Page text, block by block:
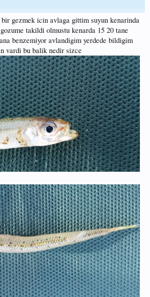
gezmek icin avlaga gittim suyun kenarinda
takildi olmustu kenarda 15 20 tane
benzemiyor avlandigim yerdede bildigim
vardi bu balik nedir sizce